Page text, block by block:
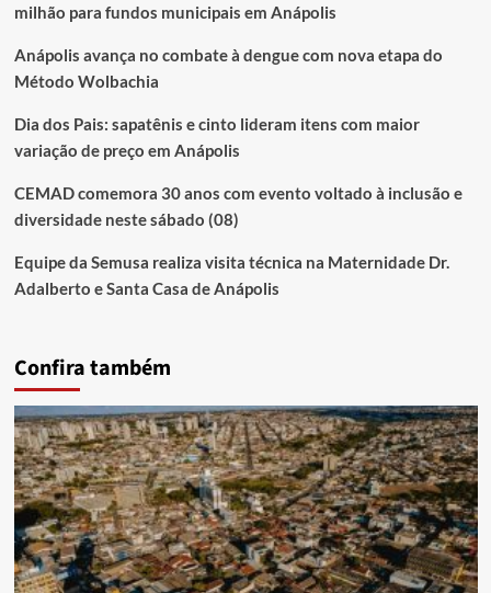
milhão para fundos municipais em Anápolis
Anápolis avança no combate à dengue com nova etapa do
Método Wolbachia
Dia dos Pais: sapatênis e cinto lideram itens com maior
variação de preço em Anápolis
CEMAD comemora 30 anos com evento voltado à inclusão e
diversidade neste sábado (08)
Equipe da Semusa realiza visita técnica na Maternidade Dr.
Adalberto e Santa Casa de Anápolis
Confira também